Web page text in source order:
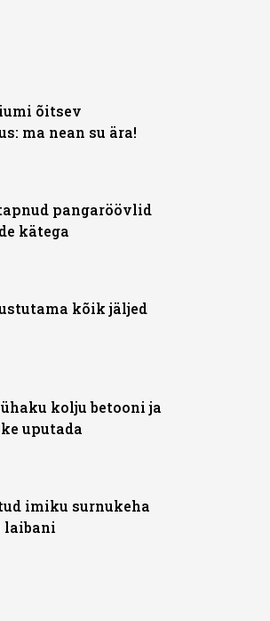
õitsev
ma nean su ära!
pangaröövlid
kätega
kõik jäljed
kolju betooni ja
uputada
imiku surnukeha
laibani